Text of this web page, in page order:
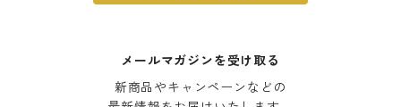
メールマガジンを受け取る
新商品やキャンペーンなどの